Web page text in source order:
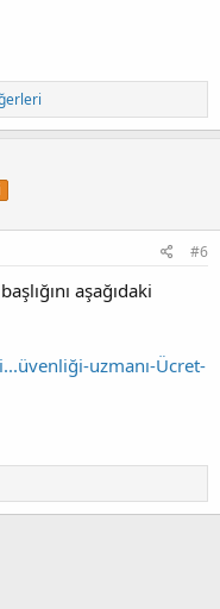
#6
aşağıdaki
uzmanı-Ücret-